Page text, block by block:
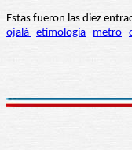
Estas fueron las diez
ojalá etimología metro